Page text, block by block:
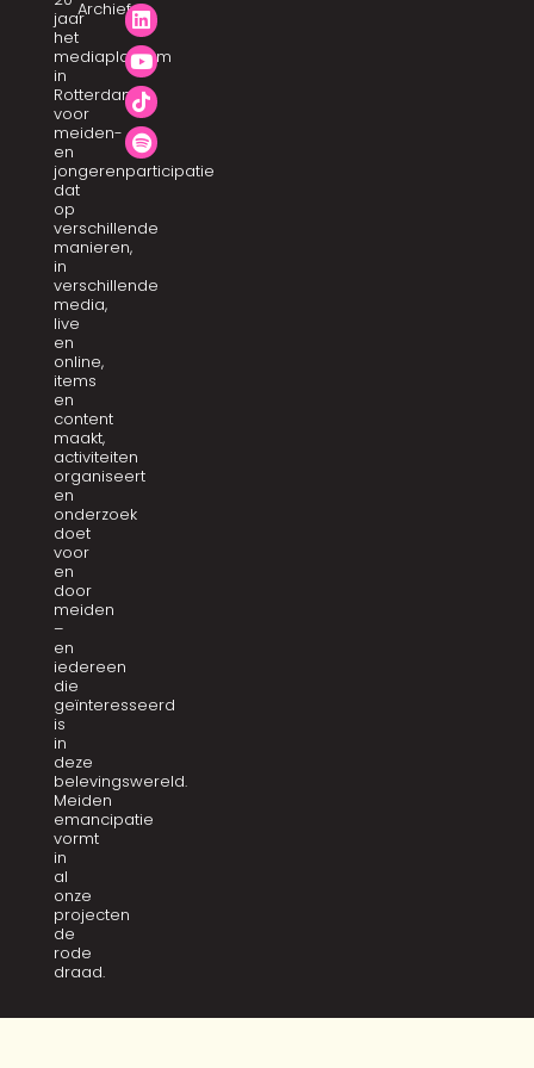
jaar
het
mediaplatform
in
Rotterdam
voor
meiden-
en
jongerenparticipatie
dat
op
verschillende
manieren,
in
verschillende
media,
live
en
online,
items
en
content
maakt,
activiteiten
organiseert
en
onderzoek
doet
voor
en
door
meiden
–
en
iedereen
die
geïnteresseerd
is
in
deze
belevingswereld.
Meiden
emancipatie
vormt
in
al
onze
projecten
de
rode
draad.
Archief